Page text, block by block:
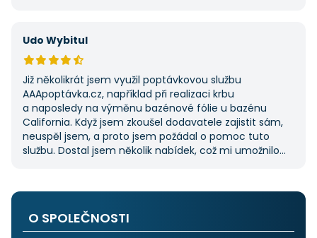
Udo Wybitul
Již několikrát jsem využil poptávkovou službu
AAApoptávka.cz, například při realizaci krbu
a naposledy na výměnu bazénové fólie u bazénu
California. Když jsem zkoušel dodavatele zajistit sám,
neuspěl jsem, a proto jsem požádal o pomoc tuto
službu. Dostal jsem několik nabídek, což mi umožnilo
i ostatním.
O SPOLEČNOSTI